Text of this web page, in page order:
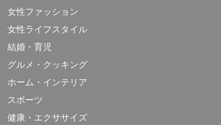
女性ファッション
女性ライフスタイル
結婚・育児
グルメ・クッキング
ホーム・インテリア
スポーツ
健康・エクササイズ